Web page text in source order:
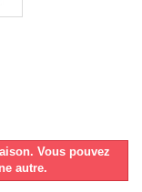
Vous pouvez
autre.